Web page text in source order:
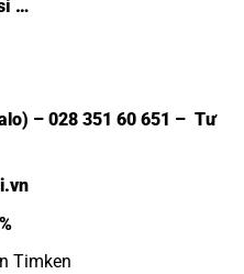
…
– 028 351 60 651 – Tư
Timken